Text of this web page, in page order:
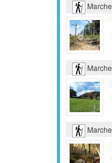
Marche
Marche
Marche